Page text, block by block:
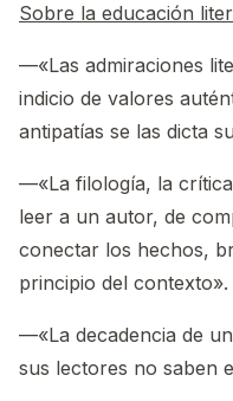
Sobre la educación
—«Las admiraciones
indicio de valores
antipatías se las dicta
—«La filología, la
leer a un autor, de
conectar los hechos,
principio del contexto».
—«La decadencia de
sus lectores no saben